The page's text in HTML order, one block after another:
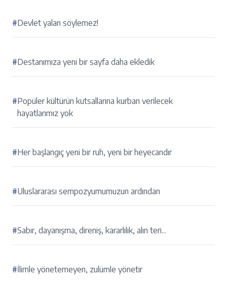
#Devlet yalan söylemez!
#Destanımıza yeni bir sayfa daha ekledik
#Popüler kültürün kutsallarına kurban verilecek
hayatlarımız yok
#Her başlangıç yeni bir ruh, yeni bir heyecandır
#Uluslararası sempozyumumuzun ardından
#Sabır, dayanışma, direniş, kararlılık, alın teri...
#İlimle yönetemeyen, zulümle yönetir